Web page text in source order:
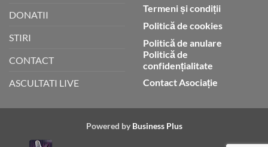
DONATII
STIRI
CONTACT
ASCULTATI LIVE
Termeni și condiții
Politică de cookies
Politică de anulare
Politică de
confidențialitate
Contact Asociație
Powered by Business Plus